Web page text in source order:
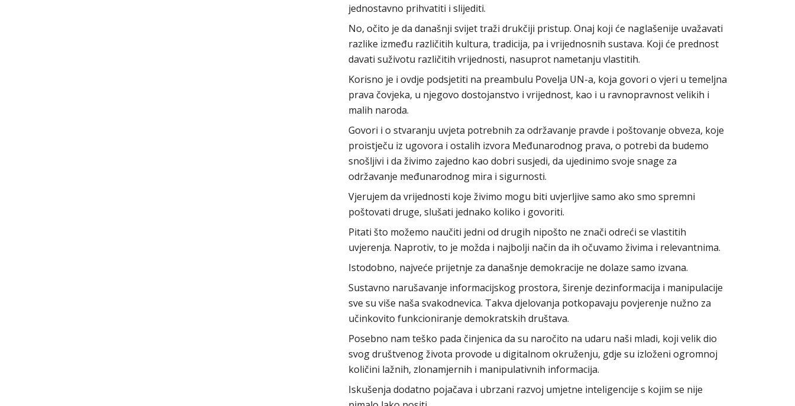
jednostavno prihvatiti i slijediti.
No, očito je da današnji svijet traži drukčiji pristup. Onaj koji će naglašenije uvažavati
razlike između različitih kultura, tradicija, pa i vrijednosnih sustava. Koji će prednost
davati suživotu različitih vrijednosti, nasuprot nametanju vlastitih.
Korisno je i ovdje podsjetiti na preambulu Povelja UN-a, koja govori o vjeri u temeljna
prava čovjeka, u njegovo dostojanstvo i vrijednost, kao i u ravnopravnost velikih i
malih naroda.
Govori i o stvaranju uvjeta potrebnih za održavanje pravde i poštovanje obveza, koje
proistječu iz ugovora i ostalih izvora Međunarodnog prava, o potrebi da budemo
snošljivi i da živimo zajedno kao dobri susjedi, da ujedinimo svoje snage za
održavanje međunarodnog mira i sigurnosti.
Vjerujem da vrijednosti koje živimo mogu biti uvjerljive samo ako smo spremni
poštovati druge, slušati jednako koliko i govoriti.
Pitati što možemo naučiti jedni od drugih nipošto ne znači odreći se vlastitih
uvjerenja. Naprotiv, to je možda i najbolji način da ih očuvamo živima i relevantnima.
Istodobno, najveće prijetnje za današnje demokracije ne dolaze samo izvana.
Sustavno narušavanje informacijskog prostora, širenje dezinformacija i manipulacije
sve su više naša svakodnevica. Takva djelovanja potkopavaju povjerenje nužno za
učinkovito funkcioniranje demokratskih društava.
Posebno nam teško pada činjenica da su naročito na udaru naši mladi, koji velik dio
svog društvenog života provode u digitalnom okruženju, gdje su izloženi ogromnoj
količini lažnih, zlonamjernih i manipulativnih informacija.
Iskušenja dodatno pojačava i ubrzani razvoj umjetne inteligencije s kojim se nije